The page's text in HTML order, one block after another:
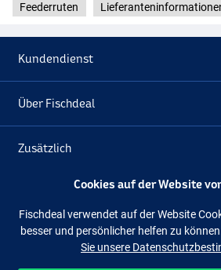
Feederruten
Kundendienst
Über Fischdeal
Zusätzlich
Lagerräumung
Facebook
Cookies auf der Website
Fischdeal verwendet auf der Website
besser und persönlicher helfen zu
Sie unsere